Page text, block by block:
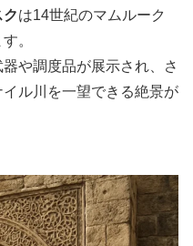
は14世紀のマムルーク
。
や調度品が展示され、さ
ル川を一望できる絶景が